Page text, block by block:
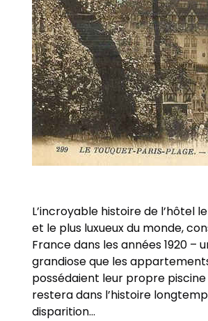
L’incroyable histoire de l’hôtel
et le plus luxueux du monde,
France dans les années 1920 –
grandiose que les
possédaient leur propre
restera dans l’histoire
disparition…